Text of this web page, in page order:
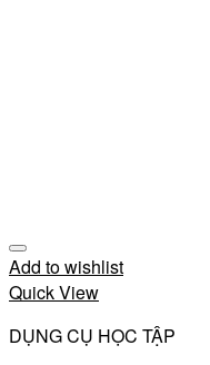
Add to wishlist
Quick View
DỤNG CỤ HỌC TẬP